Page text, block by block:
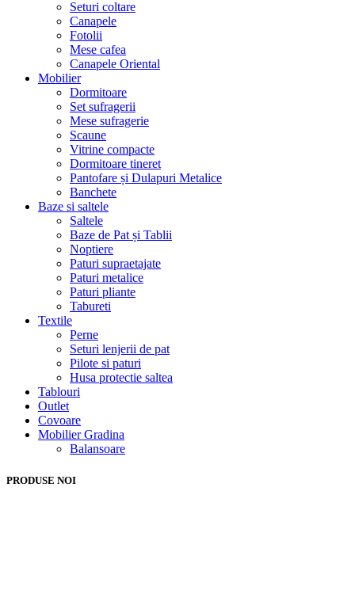
Seturi coltare
Canapele
Fotolii
Mese cafea
Canapele Oriental
Mobilier
Dormitoare
Set sufragerii
Mese sufragerie
Scaune
Vitrine compacte
Dormitoare tineret
Pantofare și Dulapuri Metalice
Banchete
Baze si saltele
Saltele
Baze de Pat și Tablii
Noptiere
Paturi supraetajate
Paturi metalice
Paturi pliante
Tabureti
Textile
Perne
Seturi lenjerii de pat
Pilote si paturi
Husa protectie saltea
Tablouri
Outlet
Covoare
Mobilier Gradina
Balansoare
PRODUSE NOI